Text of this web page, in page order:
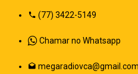
(77) 3422-5149
Chamar no Whatsapp
megaradiovca@gmail.com